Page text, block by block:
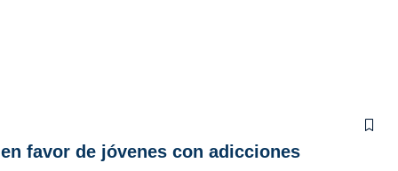
favor de jóvenes con adicciones